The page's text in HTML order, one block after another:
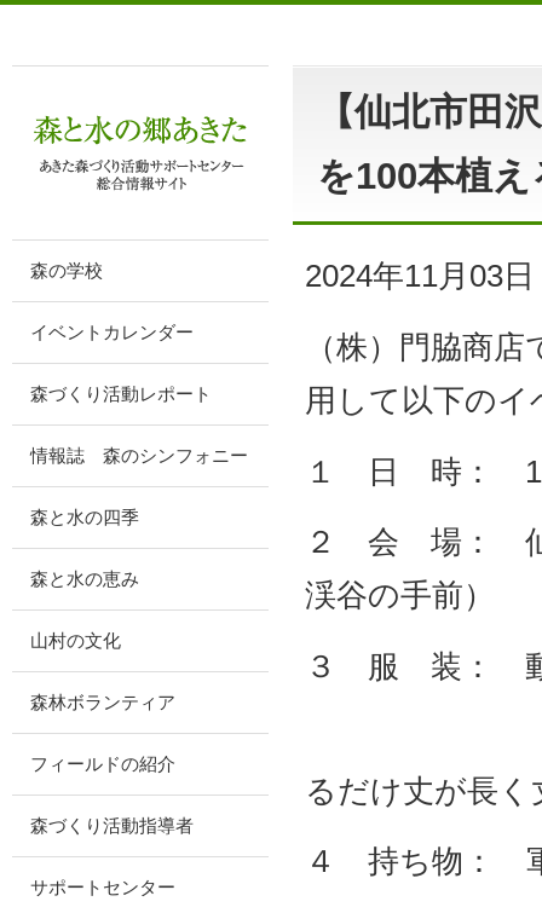
森の学校
イベントカレンダー
森づくり活動レポート
情報誌 森のシンフォニー
森と水の四季
森と水の恵み
山村の文化
森林ボランティア
フィールドの紹介
森づくり活動指導者
サポートセンター
【仙北市田
を100本植
2024年11月03日
（株）門脇商
用して以下の
１ 日 時： 11
２ 会 場： 仙
渓谷の手前）
３ 服 装： 動
るだけ丈が長
４ 持ち物：